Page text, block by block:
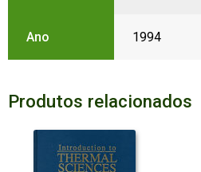
Ano 1994
Produtos relacionados